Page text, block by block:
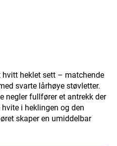
hvitt heklet sett – matchende
svarte lårhøye støvletter.
negler fullfører et antrekk der
i heklingen og den
skaper en umiddelbar